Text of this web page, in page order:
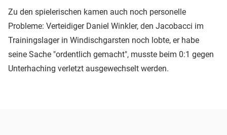
Zu den spielerischen kamen auch noch personelle
Probleme: Verteidiger Daniel Winkler, den Jacobacci im
Trainingslager in Windischgarsten noch lobte, er habe
seine Sache "ordentlich gemacht", musste beim 0:1 gegen
Unterhaching verletzt ausgewechselt werden.